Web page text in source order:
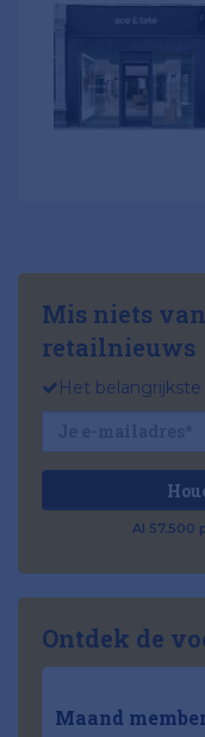
Mis niets
retailnieuws
Het
Al 57.500
Ontdek de
Maand